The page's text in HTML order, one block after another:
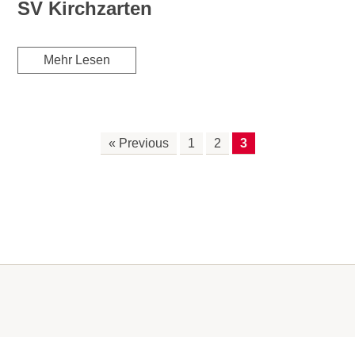
SV Kirchzarten
Mehr Lesen
« Previous 1 2 3